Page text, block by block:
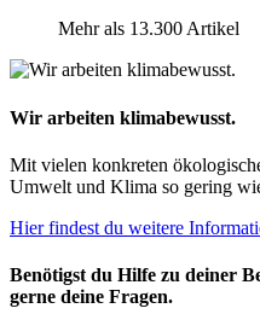
Mehr als 13.300 Artikel
Wir arbeiten klimabewusst.
Mit vielen konkreten
Umwelt und Klima so gering
Hier findest du weitere
Benötigst du Hilfe zu deiner
gerne deine Fragen.